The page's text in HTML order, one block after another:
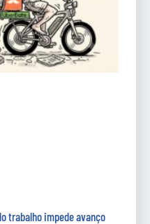
trabalho impede avanço